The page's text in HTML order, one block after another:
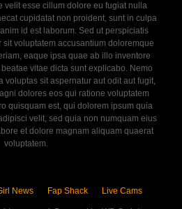
velit esse cillum dolore eu fugiat nulla
cupidatat non proident, sunt in culpa
id est laborum. Sed ut perspiciatis
sit voluptatem accusantium doloremque
eaque ipsa quae ab illo inventore
vitae dicta sunt explicabo. Nemo
voluptas sit aspernatur aut odit aut fugit,
dolores eos qui ratione voluptatem
quisquam est, qui dolorem ipsum quia
velit, sed quia non numquam eius
et dolore magnam aliquam quaerat
voluptatem.
News Fap Shack Live Cams